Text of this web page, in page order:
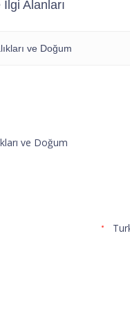
Alanları
ve Doğum
ve Doğum